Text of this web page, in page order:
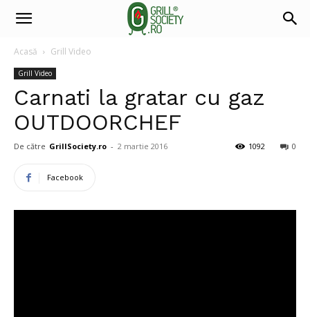
Acasă Grill Video
Grill Video
Carnati la gratar cu gaz
OUTDOORCHEF
De către GrillSociety.ro - 2 martie 2016 0
1092
Facebook